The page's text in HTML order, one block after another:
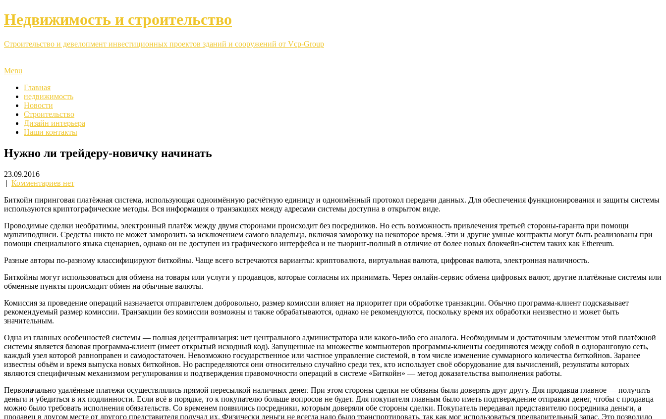
Недвижимость и строительство
Строительство и девелопмент инвестиционных проектов зданий и сооружений от Vcp-Group
Menu
Главная
недвижимость
Новости
Строительство
Дизайн интерьера
Наши контакты
Нужно ли трейдеру-новичку начинать
23.09.2016
| Комментариев нет
Биткойн пиринговая платёжная система, использующая одноимённую расчётную единицу и одноимённый протокол передачи данных. Для обеспечения функционирования и защиты системы
используются криптографические методы. Вся информация о транзакциях между адресами системы доступна в открытом виде.
Проводимые сделки необратимы, электронный платёж между двумя сторонами происходит без посредников. Но есть возможность привлечения третьей стороны-гаранта при помощи
мультиподпиcи. Средства никто не может заморозить за исключением самого владельца, включая заморозку на некоторое время. Эти и другие умные контракты могут быть реализованы при
помощи специального языка сценариев, однако он не доступен из графического интерфейса и не тьюринг-полный в отличие от более новых блокчейн-систем таких как Ethereum.
Разные авторы по-разному классифицируют биткойны. Чаще всего встречаются варианты: криптовалюта, виртуальная валюта, цифровая валюта, электронная наличность.
Биткойны могут использоваться для обмена на товары или услуги у продавцов, которые согласны их принимать. Через онлайн-сервис обмена цифровых валют, другие платёжные системы или
обменные пункты происходит обмен на обычные валюты.
Комиссия за проведение операций назначается отправителем добровольно, размер комиссии влияет на приоритет при обработке транзакции. Обычно программа-клиент подсказывает
рекомендуемый размер комиссии. Транзакции без комиссии возможны и также обрабатываются, однако не рекомендуются, поскольку время их обработки неизвестно и может быть
значительным.
Одна из главных особенностей системы — полная децентрализация: нет центрального администратора или какого-либо его аналога. Необходимым и достаточным элементом этой платёжной
системы является базовая программа-клиент (имеет открытый исходный код). Запущенные на множестве компьютеров программы-клиенты соединяются между собой в одноранговую сеть,
каждый узел которой равноправен и самодостаточен. Невозможно государственное или частное управление системой, в том числе изменение суммарного количества биткойнов. Заранее
известны объём и время выпуска новых биткойнов. Но распределяются они относительно случайно среди тех, кто использует своё оборудование для вычислений, результаты которых
являются специфичным механизмом регулирования и подтверждения правомочности операций в системе «Биткойн» — метод доказательства выполнения работы.
Первоначально удалённые платежи осуществлялись прямой пересылкой наличных денег. При этом стороны сделки не обязаны были доверять друг другу. Для продавца главное — получить
деньги и убедиться в их подлинности. Если всё в порядке, то к покупателю больше вопросов не будет. Для покупателя главным было иметь подтверждение отправки денег, чтобы с продавца
можно было требовать исполнения обязательств. Со временем появились посредники, которым доверяли обе стороны сделки. Покупатель передавал представителю посредника деньги, а
продавец в другом месте от другого представителя получал их. Физически деньги не всегда надо было транспортировать, так как мог использоваться предварительный запас. Это позволило